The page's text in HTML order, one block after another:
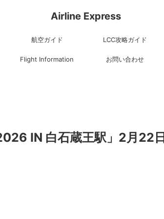
Airline Express
航空ガイド LCC攻略ガイド
Flight Information お問い合わせ
IN 白石蔵王駅」2月22日